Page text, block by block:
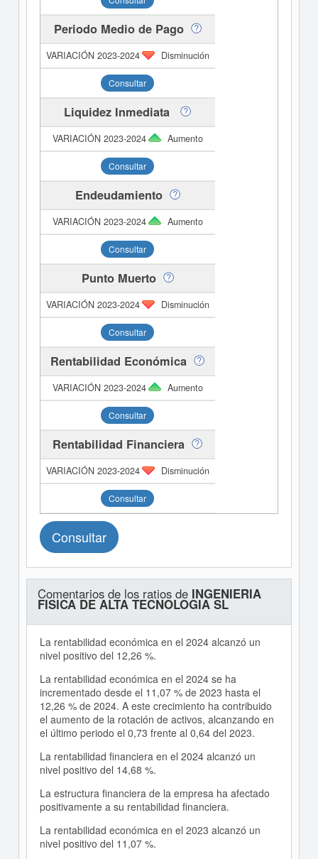
Periodo Medio de Pago
Disminución
Consultar
Liquidez Inmediata
Aumento
Consultar
Endeudamiento
Aumento
Consultar
Punto Muerto
Disminución
Consultar
Rentabilidad Económica
Aumento
Consultar
Rentabilidad Financiera
Disminución
Consultar
Consultar
Comentarios de los ratios de INGENIERIA
FISICA DE ALTA TECNOLOGIA SL
La rentabilidad económica en el 2024 alcanzó un
nivel positivo del 12,26 %.
La rentabilidad económica en el 2024 se ha
incrementado desde el 11,07 % de 2023 hasta el
12,26 % de 2024. A este crecimiento ha contribuido
el aumento de la rotación de activos, alcanzando en
el último periodo el 0,73 frente al 0,64 del 2023.
La rentabilidad financiera en el 2024 alcanzó un
nivel positivo del 14,68 %.
La estructura financiera de la empresa ha afectado
positivamente a su rentabilidad financiera.
La rentabilidad económica en el 2023 alcanzó un
nivel positivo del 11,07 %.